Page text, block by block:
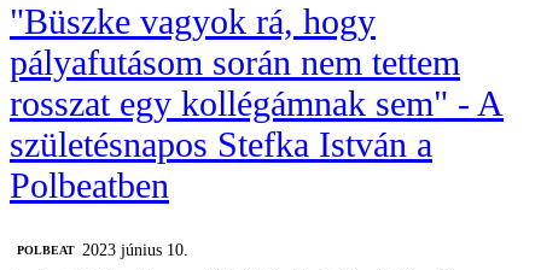
"Büszke vagyok rá, hogy
pályafutásom során nem tettem
rosszat egy kollégámnak sem" - A
születésnapos Stefka István a
Polbeatben
‎POLBEAT 2023 június 10.